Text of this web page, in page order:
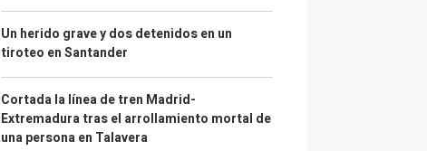
Un herido grave y dos detenidos en un
tiroteo en Santander
Cortada la línea de tren Madrid-
Extremadura tras el arrollamiento mortal de
una persona en Talavera